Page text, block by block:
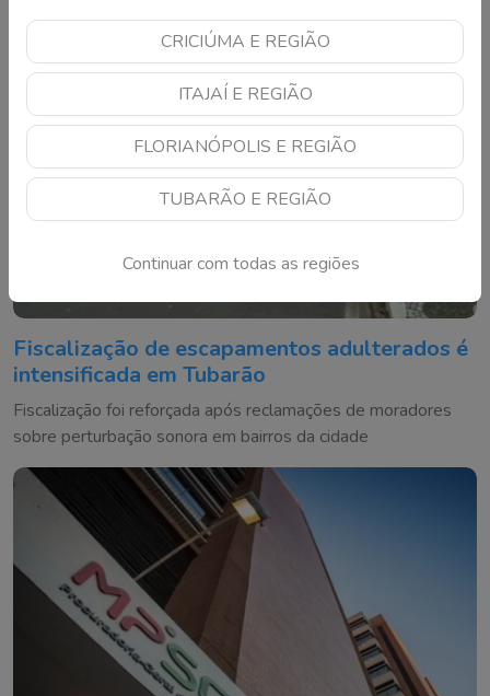
CRICIÚMA E REGIÃO
ITAJAÍ E REGIÃO
FLORIANÓPOLIS E REGIÃO
TUBARÃO E REGIÃO
Continuar com todas as regiões
Fiscalização de escapamentos adulterados é
intensificada em Tubarão
Fiscalização foi reforçada após reclamações de moradores
sobre perturbação sonora em bairros da cidade